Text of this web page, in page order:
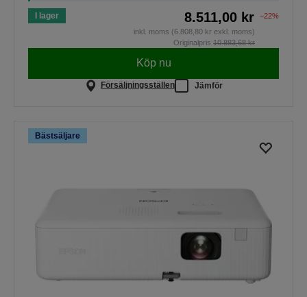
I lager 8.511,00 kr
−22%
inkl. moms (6.808,80 kr exkl. moms)
Originalpris 10.883,68 kr
Köp nu
Försäljningsställen Jämför
Bästsäljare